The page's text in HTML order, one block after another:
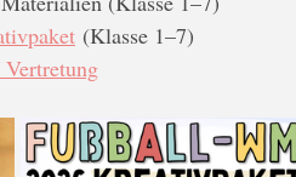
(Klasse 1–7)